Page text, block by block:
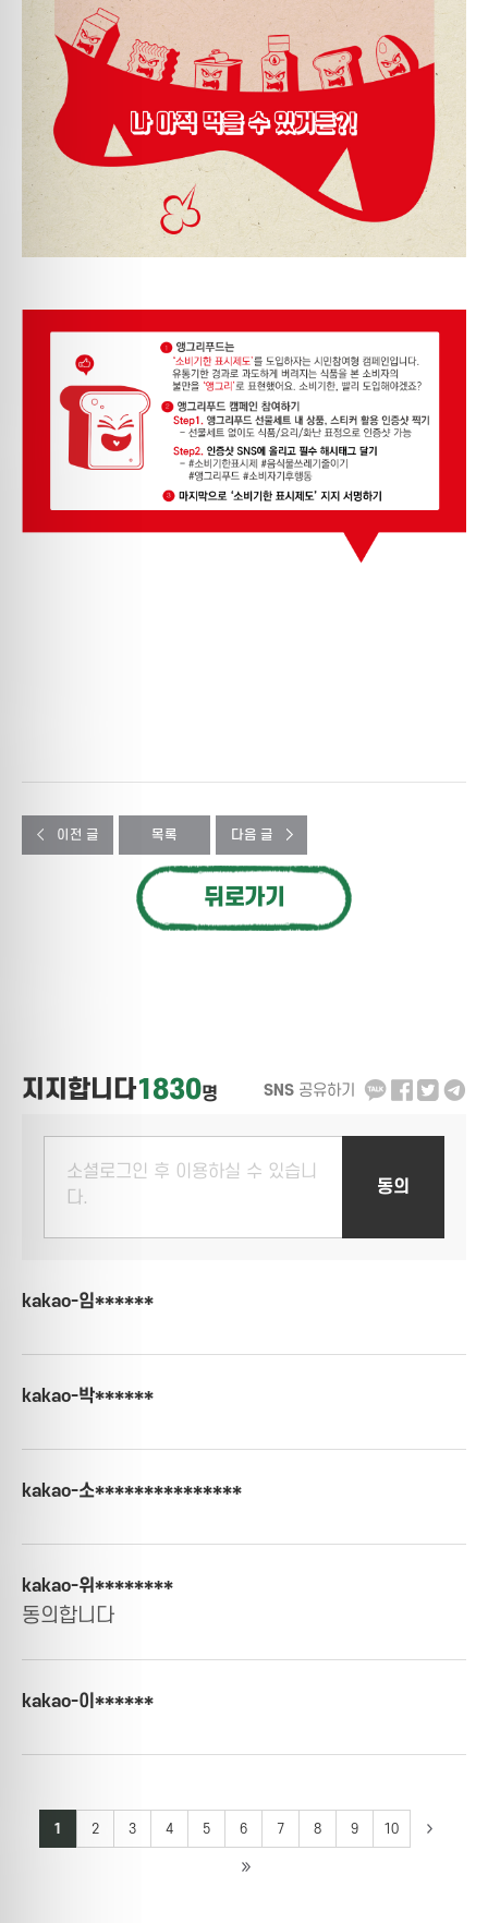
이전 글 목록 다음 글
뒤로가기
지지합니다1830명 SNS 공유하기
kakao-임******
kakao-박******
kakao-소***************
kakao-위********
동의합니다
kakao-이******
1 2 3 4 5 6 7 8 9 10